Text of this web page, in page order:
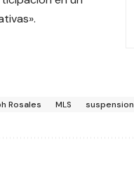
Rosales MLS suspension